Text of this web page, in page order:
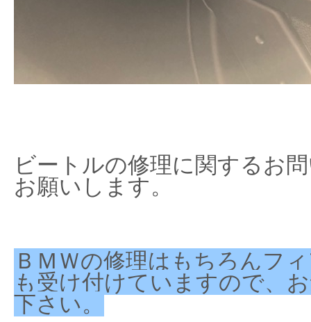
ビートルの修理に関するお
お願いします。
ＢＭＷの修理はもちろんフ
も受け付けていますので、
下さい。